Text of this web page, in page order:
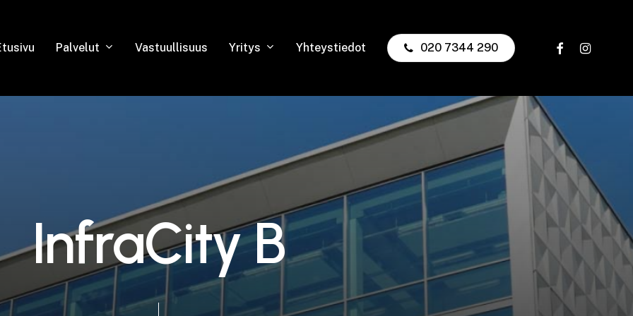
Palvelut Vastuullisuus Yritys Yhteystiedot 020 7344 290 facebookinstagram
InfraCityB